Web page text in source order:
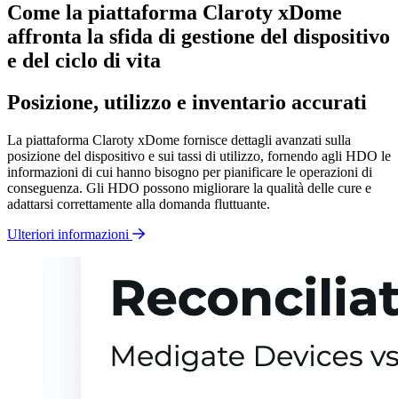
Come la piattaforma Claroty xDome
affronta la sfida di gestione del dispositivo
e del ciclo di vita
Posizione, utilizzo e inventario accurati
La piattaforma Claroty xDome fornisce dettagli avanzati sulla
posizione del dispositivo e sui tassi di utilizzo, fornendo agli HDO le
informazioni di cui hanno bisogno per pianificare le operazioni di
conseguenza. Gli HDO possono migliorare la qualità delle cure e
adattarsi correttamente alla domanda fluttuante.
Ulteriori informazioni